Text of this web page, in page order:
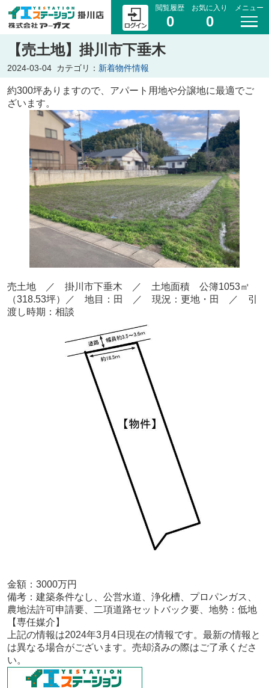
閲覧履歴
0
お気に入り
0
メニュー
【売土地】掛川市下垂木
2024-03-04 カテゴリ： 新着物件情報
約300坪ありますので、アパート用地や分譲地に最適でご
ざいます。
売土地 ／ 掛川市下垂木 ／ 土地面積 公簿1053㎡
（318.53坪）
／ 地目：田 ／ 現況：更地・田 ／ 引
渡し時期：相談
金額：3000万円
備考： 建築条件なし、公営水道、浄化槽、プロパンガス、
農地法許可申請要、二項道路セットバック要、地勢：低地
【専任媒介 】
上記の情報は2024年3月4日現在の情報です。最新の情報と
は異なる場合がございます。売却済みの際はご了承くださ
い。